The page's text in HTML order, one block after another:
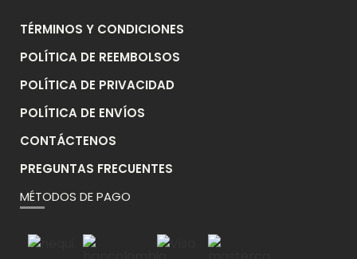
TÉRMINOS Y CONDICIONES
POLÍTICA DE REEMBOLSOS
POLÍTICA DE PRIVACIDAD
POLÍTICA DE ENVÍOS
CONTÁCTENOS
PREGUNTAS FRECUENTES
MÉTODOS DE PAGO